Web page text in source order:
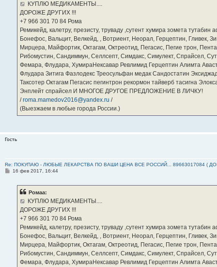
КУПЛЮ МЕДИКАМЕНТЫ....
ДОРОЖЕ ДРУГИХ !!!
‪+7 966 301 70 84‬ Рома
Ремикейд, калетру, презисту, труваду ,сутент хумира зомета
Бонефос, Вальцит, Велкейд, , Вотриент, Неорал, Герцептин, Гливек,
Мирцера, Майфортик, Октагам, Октреотид, Пегасис, Пегие трон,
Рибомустин, Сандиммун, Селлсепт, Симдакс, Симулект, Спрайсел,
Фемара, Флудара, ХумираНексавар Ревлимид Герцептин Алимта
Флудара Зитига Фазлодекс Треосульфан медак Сандостатин
Таксотер Октагам Пегасис пегинтрон рекормон тайверб тасигна
Энплейт спрайсел И МНОГОЕ ДРУГОЕ ПРЕДЛОЖЕНИЕ В ЛИЧКУ!
/roma.mamedov2016@yandex.ru /
(Выезжаем в любые города России.)
Гость
Re: ПОКУПАЮ - ЛЮБЫЕ ЛЕКАРСТВА ПО ВАШИ ЦЕНА ВСЕ РОССИЙ... 89663017084 (
С16 фев 2017, 16:44
Ромаа:
КУПЛЮ МЕДИКАМЕНТЫ....
ДОРОЖЕ ДРУГИХ !!!
‪+7 966 301 70 84‬ Рома
Ремикейд, калетру, презисту, труваду ,сутент хумира зомета
Бонефос, Вальцит, Велкейд, , Вотриент, Неорал, Герцептин, Гливек,
Мирцера, Майфортик, Октагам, Октреотид, Пегасис, Пегие трон,
Рибомустин, Сандиммун, Селлсепт, Симдакс, Симулект, Спрайсел,
Фемара, Флудара, ХумираНексавар Ревлимид Герцептин Алимта